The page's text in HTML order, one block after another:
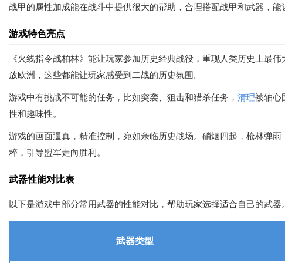
战甲的属性加成能在战斗中提供很大的帮助，合理搭配战甲和武器，
游戏特色亮点
《火线指令战柏林》能让玩家参加历史经典战役，重现人类历史上最
放欧洲，这些都能让玩家感受到二战的历史氛围。
游戏中有挑战不可能的任务，比如突袭、狙击和猎杀任务， 清理被轴心
性和趣味性。
游戏的画面逼真，精准控制，宛如亲临历史战场。硝烟四起，枪林弹
粹，引导盟军走向胜利。
武器性能对比表
以下是游戏中部分常用武器的性能对比，帮助玩家选择适合自己的武器。
武器类型